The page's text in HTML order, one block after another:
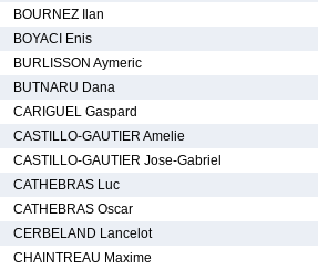
BOURNEZ Ilan
BOYACI Enis
BURLISSON Aymeric
BUTNARU Dana
CARIGUEL Gaspard
CASTILLO-GAUTIER Amelie
CASTILLO-GAUTIER Jose-Gabriel
CATHEBRAS Luc
CATHEBRAS Oscar
CERBELAND Lancelot
CHAINTREAU Maxime